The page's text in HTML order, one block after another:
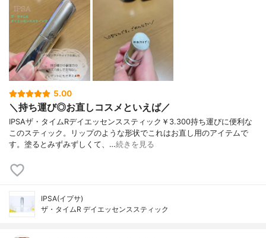
5.00
＼持ち運び◎お直しコスメといえば／
IPSAザ・タイムRデイエッセンススティック￥3.300持ち運びに便利な
このスティック。リップのような形状でこれはお直し用のアイテムで
す。塗るとみずみずしくて、…続きを見る
IPSA(イプサ)
ザ・タイムR デイエッセンススティック